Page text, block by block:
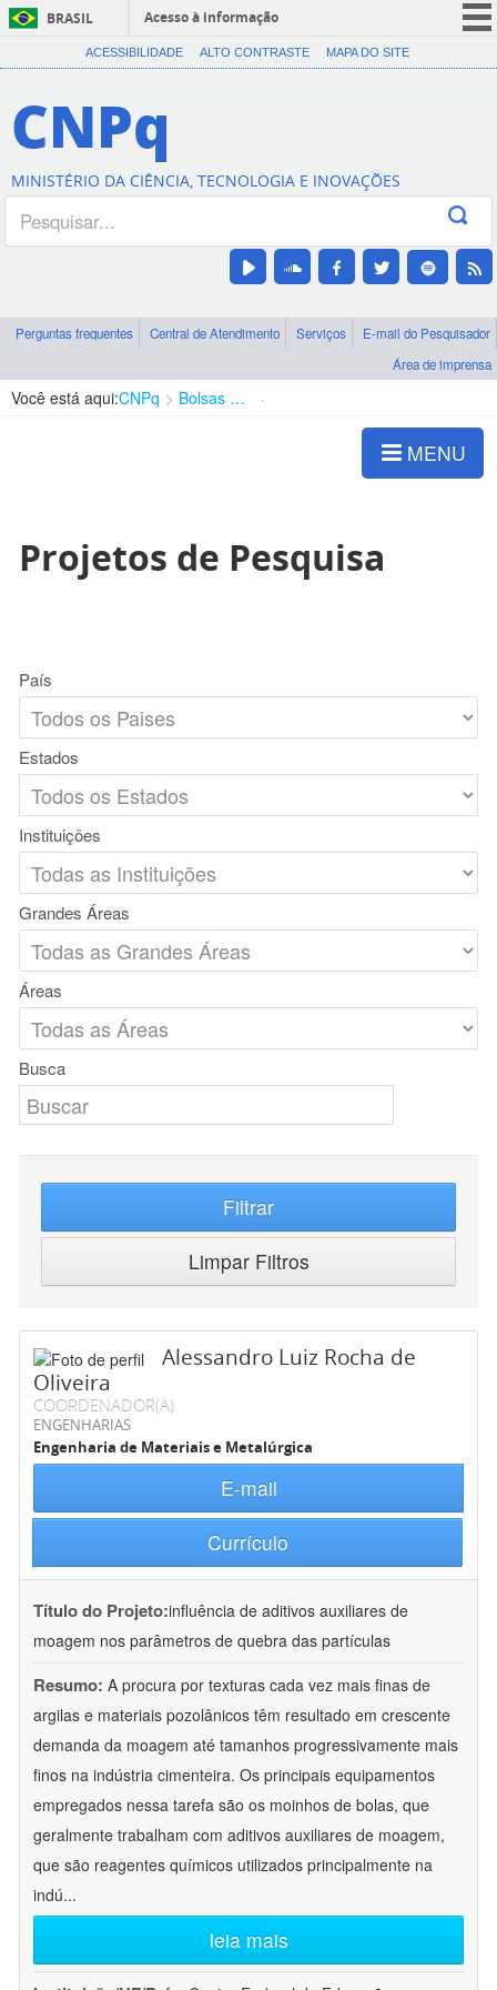
BRASIL
Acesso à informação
CORONAVÍRUS (COVID-19)
Canais
ACESSIBILIDADE ALTO CONTRASTE MAPA DO SITE
CNPq
MINISTÉRIO DA CIÊNCIA, TECNOLOGIA E INOVAÇÕES
Perguntas frequentes Central de Atendimento Serviços
E-mail do Pesquisador
Área de imprensa
Você está aqui:CNPq Bolsas e Auxílios Vigentes
MENU
Projetos de Pesquisa
País
Estados
Instituições
Grandes Áreas
Áreas
Busca
Filtrar
Limpar Filtros
Alessandro Luiz Rocha de
Oliveira
COORDENADOR(A)
ENGENHARIAS
Engenharia de Materiais e Metalúrgica
E-mail
Currículo
Título do Projeto:influência de aditivos auxiliares de
moagem nos parâmetros de quebra das partículas
Resumo: A procura por texturas cada vez mais finas de
argilas e materiais pozolânicos têm resultado em crescente
demanda da moagem até tamanhos progressivamente mais
finos na indústria cimenteira. Os principais equipamentos
empregados nessa tarefa são os moinhos de bolas, que
geralmente trabalham com aditivos auxiliares de moagem,
que são reagentes químicos utilizados principalmente na
indú...
leia mais